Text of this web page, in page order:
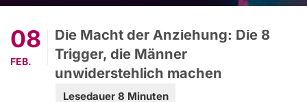
08
FEB.
Die Macht der Anziehung: Die 8
Trigger, die Männer
unwiderstehlich machen